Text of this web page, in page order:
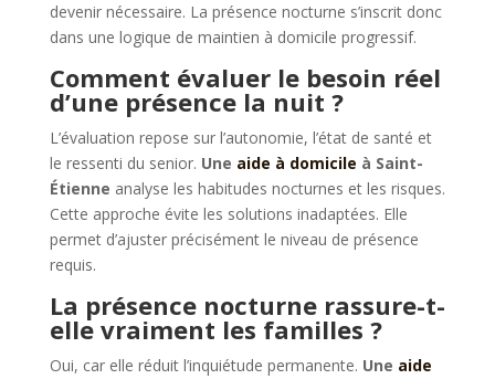
devenir nécessaire. La présence nocturne s’inscrit donc
dans une logique de maintien à domicile progressif.
Comment évaluer le besoin réel
d’une présence la nuit ?
L’évaluation repose sur l’autonomie, l’état de santé et
le ressenti du senior. Une aide à domicile à Saint-
Étienne analyse les habitudes nocturnes et les risques.
Cette approche évite les solutions inadaptées. Elle
permet d’ajuster précisément le niveau de présence
requis.
La présence nocturne rassure-t-
elle vraiment les familles ?
Oui, car elle réduit l’inquiétude permanente. Une aide